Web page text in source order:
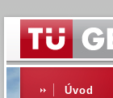
Úvod